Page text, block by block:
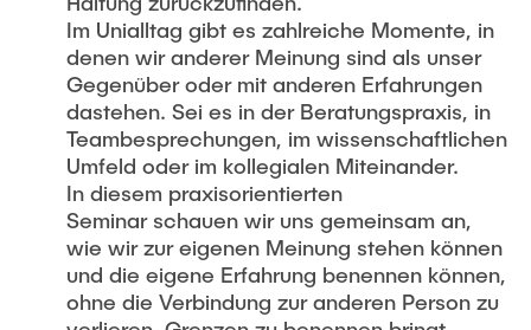
Im Unialltag gibt es zahlreiche Momente, in
denen wir anderer Meinung sind als unser
Gegenüber oder mit anderen Erfahrungen
dastehen. Sei es in der Beratungspraxis, in
Teambesprechungen, im wissenschaftlichen
Umfeld oder im kollegialen Miteinander.
In diesem praxisorientierten
Seminar schauen wir uns gemeinsam an,
wie wir zur eigenen Meinung stehen können
und die eigene Erfahrung benennen können,
ohne die Verbindung zur anderen Person zu